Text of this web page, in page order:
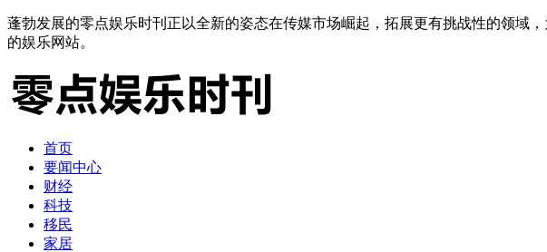
蓬勃发展的零点娱乐时刊正以全新的姿态在传媒市场崛起，拓展更有挑战性的领域
的娱乐网站。
首页
要闻中心
财经
科技
移民
家居